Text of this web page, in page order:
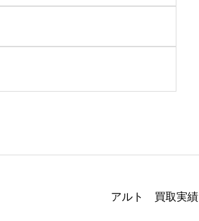
アルト 買取実績